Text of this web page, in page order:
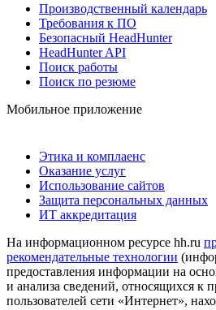
Производственный календарь
Требования к ПО
Безопасный HeadHunter
HeadHunter API
Поиск работы
Поиск по резюме
Мобильное приложение
Этика и комплаенс
Оказание услуг
Использование сайтов
Защита персональных данных
ИТ аккредитация
На информационном ресурсе hh.ru
рекомендательные технологии
предоставления информации на
и анализа сведений, относящихся к
пользователей сети «Интернет»,